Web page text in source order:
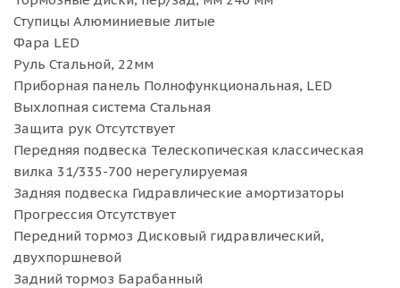
Ступицы Алюминиевые литые
Фара LED
Руль Стальной, 22мм
Приборная панель Полнофункциональная, LED
Выхлопная система Стальная
Защита рук Отсутствует
Передняя подвеска Телескопическая классическая
вилка 31/335-700 нерегулируемая
Задняя подвеска Гидравлические амортизаторы
Прогрессия Отсутствует
Передний тормоз Дисковый гидравлический,
двухпоршневой
Задний тормоз Барабанный